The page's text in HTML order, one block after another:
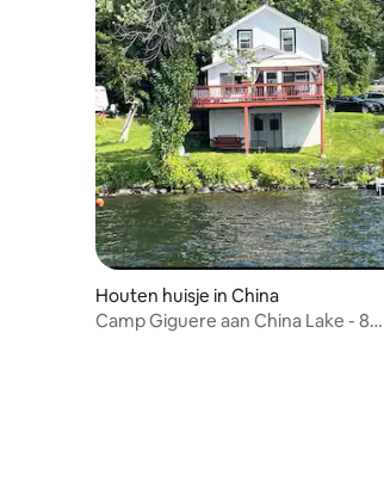
Houten huisje in China
Camp Giguere aan China Lake - 8